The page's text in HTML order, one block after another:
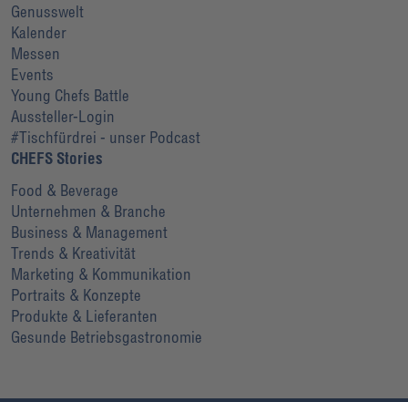
Genusswelt
Kalender
Messen
Events
Young Chefs Battle
Aussteller-Login
#Tischfürdrei - unser Podcast
CHEFS Stories
Food & Beverage
Unternehmen & Branche
Business & Management
Trends & Kreativität
Marketing & Kommunikation
Portraits & Konzepte
Produkte & Lieferanten
Gesunde Betriebsgastronomie